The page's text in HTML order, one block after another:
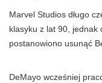
Marvel Studios długo
klasyku z lat 90, jednak
postanowiono usunąć
DeMayo wcześniej